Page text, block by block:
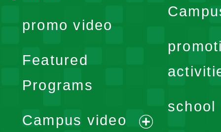
school
promo video
Featured
Programs
Campus video